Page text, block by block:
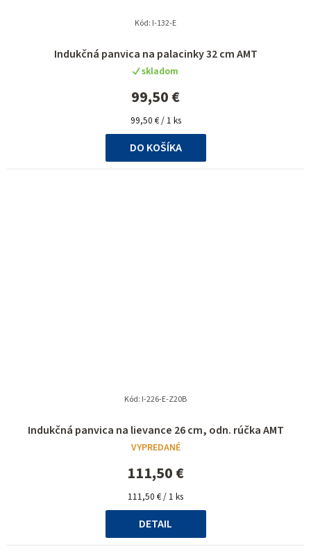
Indukčná panvica na palacinky 32 cm AMT
skladom
99,50 €
Jednotková
cena:
99,50 € / 1 ks
DO KOŠÍKA
Kód: I-132-E
Indukčná panvica na lievance 26 cm, odn. rúčka AMT
hodnotenie
produktu
je
5,0
z
5
hviezdičiek.
VYPREDANÉ
111,50 €
Jednotková
cena:
111,50 € / 1 ks
DETAIL
Kód: I-226-E-Z20B